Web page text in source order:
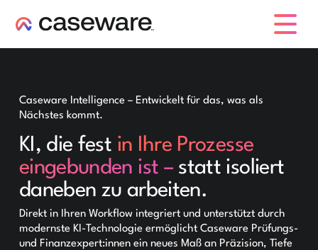
Caseware Intelligence – Entwickelt für das, was als
Nächstes kommt.
KI, die fest in Ihre Prozesse
eingebunden ist –statt isoliert
daneben zu arbeiten.
Direkt in Ihren Workflow integriert und unterstützt durch
modernste KI-Technologie ermöglicht Caseware Prüfungs-
und Finanzexpert:innen ein neues Maß an Präzision, Tiefe